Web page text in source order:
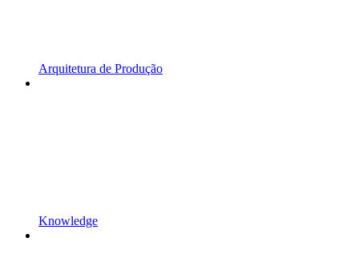
Arquitetura de Produção
Knowledge